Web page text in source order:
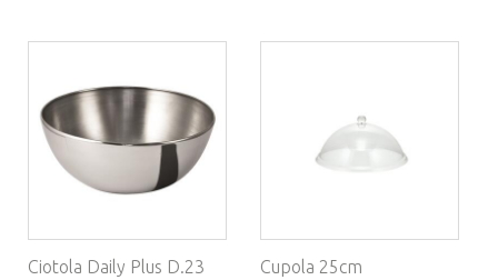
Ciotola Daily Plus D.23 Cupola 25cm